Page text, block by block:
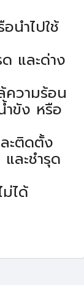
นำไปใช้
และด่าง
วามร้อน
ำขัง หรือ
ะติดตั้ง
ละชำรุด
ได้